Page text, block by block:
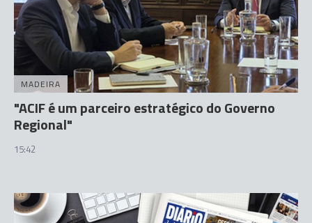
MADEIRA
"ACIF é um parceiro estratégico do Governo
Regional"
15:42